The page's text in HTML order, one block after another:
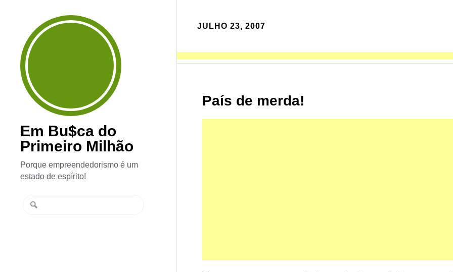
Em Bu$ca do
Primeiro Milhão
Porque empreendedorismo é um
estado de espírito!
JULHO 23, 2007
País de merda!